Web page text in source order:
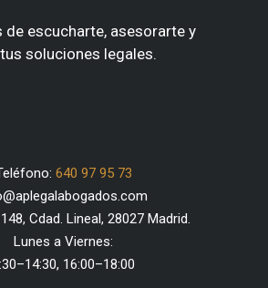
de escucharte, asesorarte y
soluciones legales.
640 97 95 73
Cdad. Lineal, 28027 Madrid.
Lunes a Viernes:
16:00–18:00